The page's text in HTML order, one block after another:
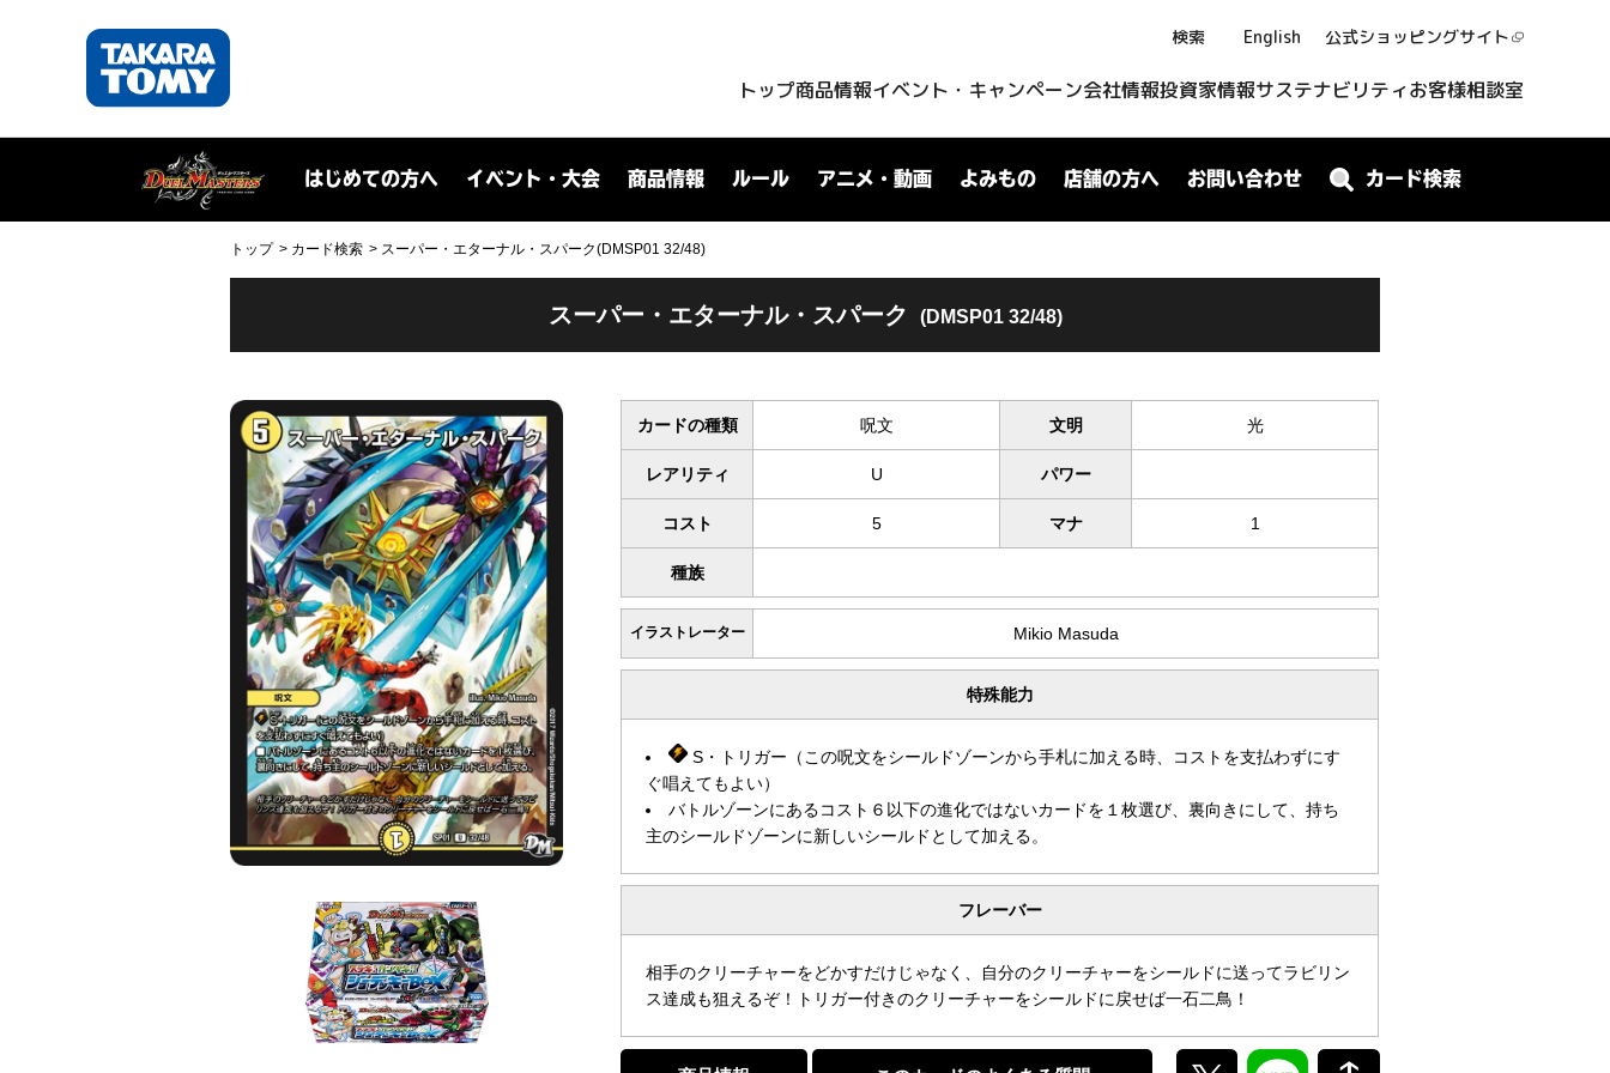
検索 English 公式ショッピングサイト
トップ商品情報イベント・キャンペーン会社情報投資家情報サステナビリティお客様相談室
はじめての方へ イベント・大会 商品情報 ルール アニメ・動画 よみもの 店舗の方へ お問い合わせ カード検索
トップ カード検索 スーパー・エターナル・スパーク(DMSP01 32/48)
スーパー・エターナル・スパーク (DMSP01 32/48)
カードの種類 呪文 文明 光
レアリティ U パワー
コスト 5 マナ 1
種族
イラストレーター Mikio Masuda
特殊能力
S・トリガー（この呪文をシールドゾーンから手札に加える時、コストを支払わずにす
ぐ唱えてもよい）
バトルゾーンにあるコスト６以下の進化ではないカードを１枚選び、裏向きにして、持ち
主のシールドゾーンに新しいシールドとして加える。
フレーバー
相手のクリーチャーをどかすだけじゃなく、自分のクリーチャーをシールドに送ってラビリン
ス達成も狙えるぞ！トリガー付きのクリーチャーをシールドに戻せば一石二鳥！